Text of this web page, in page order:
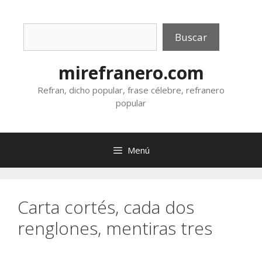
Buscar
mirefranero.com
Refran, dicho popular, frase célebre, refranero
popular
Menú
Carta cortés, cada dos
renglones, mentiras tres